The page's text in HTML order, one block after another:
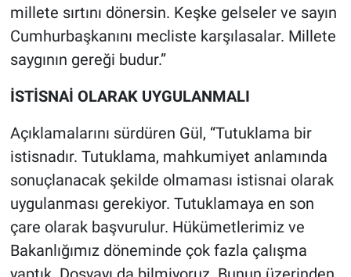
millete sırtını dönersin. Keşke gelseler ve sayın
Cumhurbaşkanını mecliste karşılasalar. Millete
saygının gereği budur.”
İSTİSNAİ OLARAK UYGULANMALI
Açıklamalarını sürdüren Gül, “Tutuklama bir
istisnadır. Tutuklama, mahkumiyet anlamında
sonuçlanacak şekilde olmaması istisnai olarak
uygulanması gerekiyor. Tutuklamaya en son
çare olarak başvurulur. Hükümetlerimiz ve
Bakanlığımız döneminde çok fazla çalışma